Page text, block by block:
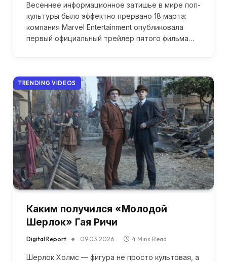
Весеннее информационное затишье в мире поп-
культуры было эффектно прервано 18 марта:
компания Marvel Entertainment опубликовала
первый официальный трейлер пятого фильма…
TRENDING VIDEOS
Каким получился «Молодой
Шерлок» Гая Ричи
Digital Report 09.03.2026 4 Mins Read
Шерлок Холмс — фигура не просто культовая, а